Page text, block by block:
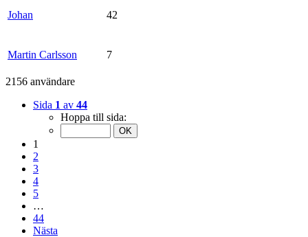
Johan 42
Martin Carlsson 7
2156 användare
Sida 1 av 44
Hoppa till sida:
1
2
3
4
5
…
44
Nästa